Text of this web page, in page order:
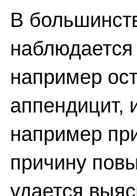
В
например
аппендицит,
например
причину
удается